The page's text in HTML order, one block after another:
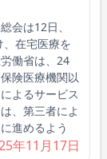
会は12日、
在宅医療を
働省は、24
険医療機関以
よるサービス
、第三者によ
進めるよう
年11月17日